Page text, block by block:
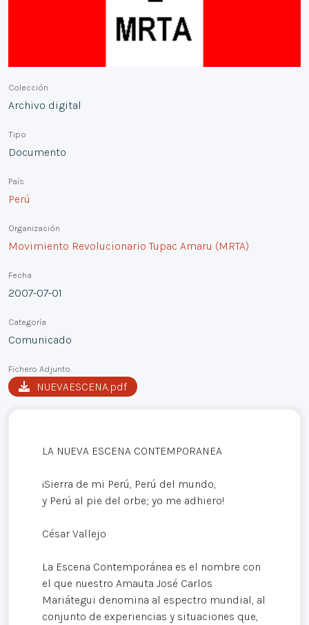
Colección
Archivo digital
Tipo
Documento
País
Perú
Organización
Movimiento Revolucionario Tupac Amaru (MRTA)
Fecha
2007-07-01
Categoría
Comunicado
Fichero Adjunto
NUEVAESCENA.pdf
LA NUEVA ESCENA CONTEMPORANEA
¡Sierra de mi Perú, Perú del mundo,
y Perú al pie del orbe; yo me adhiero!
César Vallejo
La Escena Contemporánea es el nombre con
el que nuestro Amauta José Carlos
Mariátegui denomina al espectro mundial, al
conjunto de experiencias y situaciones que,